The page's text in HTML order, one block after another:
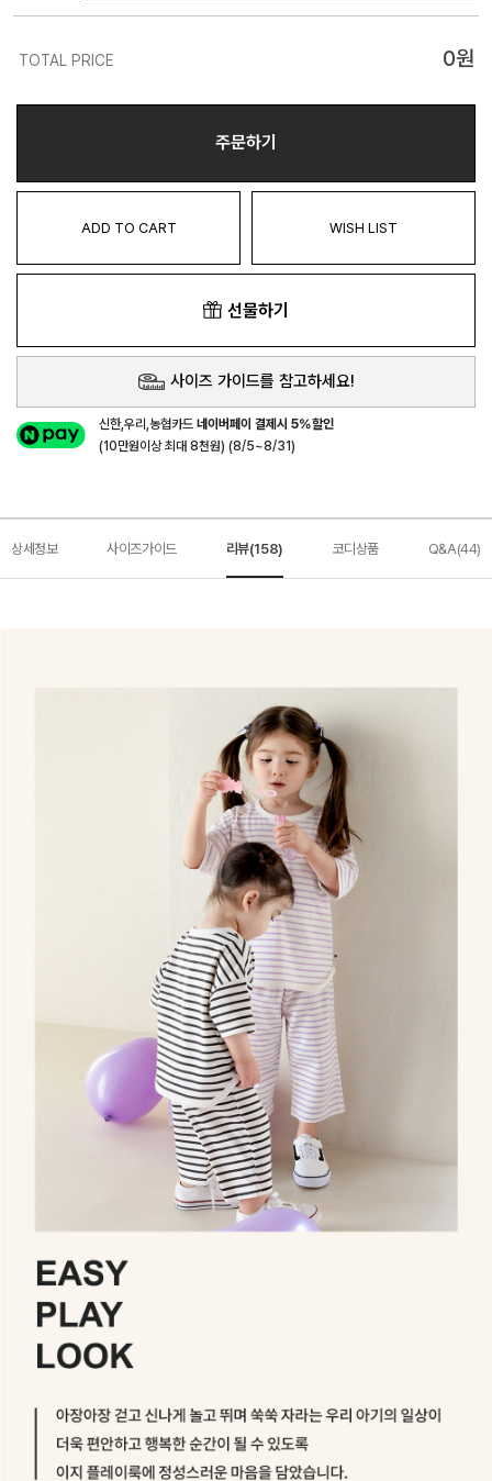
TOTAL PRICE 0원
주문하기
ADD TO CART WISH LIST
선물하기
사이즈 가이드를 참고하세요!
신한,우리,농협카드네이버페이 결제시 5%할인
(10만원이상 최대 8천원) (8/5~8/31)
상세정보 사이즈가이드 리뷰(158) 코디상품 Q&A(44)